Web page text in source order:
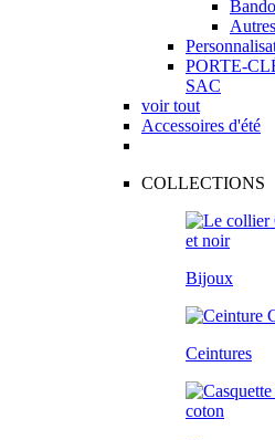
PORTE-
SAC
voir tout
Accessoires d'été
COLLECTIONS
Bijoux
Ceintures